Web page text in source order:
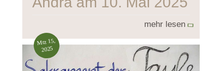
mehr lesen
Mrz 15,
2025